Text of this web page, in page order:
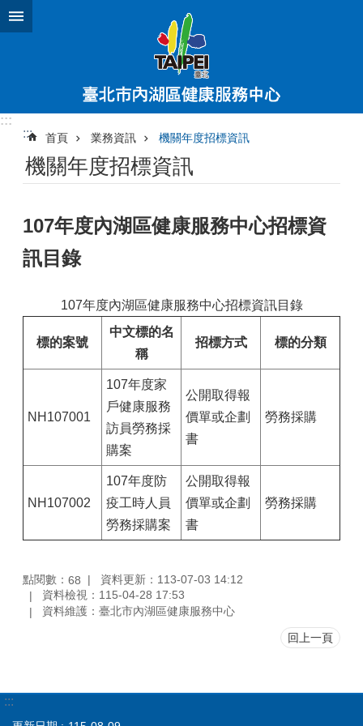
跳到主要內容區塊
:::
:::
首頁 業務資訊 機關年度招標資訊
機關年度招標資訊
107年度內湖區健康服務中心招標資
訊目錄
標的案號
中文標的名
稱
招標方式 標的分類
107年度內湖區健康服務中心招標資訊目錄
NH107001
107年度家
戶健康服務
訪員勞務採
購案
公開取得報
價單或企劃
書
勞務採購
NH107002
107年度防
疫工時人員
勞務採購案
公開取得報
價單或企劃
書
勞務採購
點閱數： 68
資料更新：113-07-03 14:12
資料檢視：115-04-28 17:53
資料維護：臺北市內湖區健康服務中心
回上一頁
:::